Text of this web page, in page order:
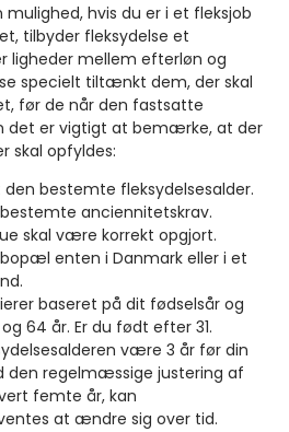
hvis du er i et fleksjob
tilbyder fleksydelse et
ligheder mellem efterløn og
specielt tiltænkt dem, der skal
før de når den fastsatte
det er vigtigt at bemærke, at der
skal opfyldes:
den bestemte fleksydelsesalder.
anciennitetskrav.
skal være korrekt opgjort.
enten i Danmark eller i et
baseret på dit fødselsår og
64 år. Er du født efter 31.
være 3 år før din
den regelmæssige justering af
femte år, kan
at ændre sig over tid.